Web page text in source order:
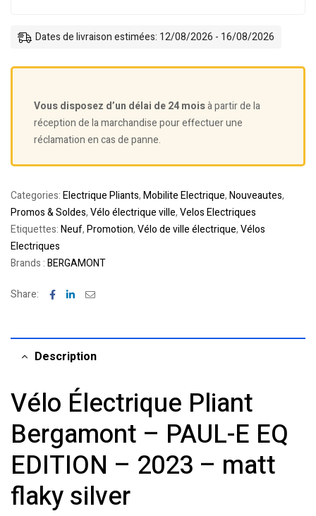
Dates de livraison estimées: 12/08/2026 - 16/08/2026
Vous disposez d’un délai de 24 moisà partir de la
réception de la marchandise pour effectuer une
réclamation en cas de panne.
Categories:Electrique Pliants,Mobilite Electrique,Nouveautes,
Promos & Soldes,Vélo électrique ville,Velos Electriques
Etiquettes:Neuf,Promotion,Vélo de ville électrique,Vélos
Electriques
Brands :BERGAMONT
Share: Facebook
LinkedinEmail
Description
Vélo Électrique Pliant
Bergamont – PAUL-E EQ
EDITION – 2023 – matt
flaky silver